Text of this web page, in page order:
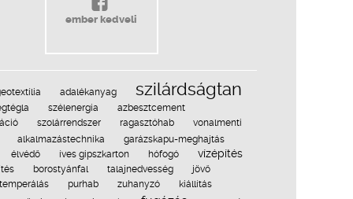
ember kedveli
adalékanyag szilárdságtan
szélenergia
azbesztcement
szolárrendszer ragasztóhab
vonalmenti
alkalmazástechnika
garázskapu-meghajtás
élvédő
íves gipszkarton hófogó vízépítés
borostyánfal talajnedvesség
jövő
purhab zuhanyzó
kiállítás